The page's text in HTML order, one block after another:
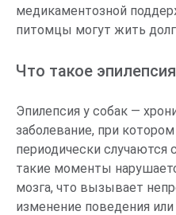
Как хозяин может помочь
Можно ли избежать
медикаментозной
питомцы могут жить
Что такое
Эпилепсия у собак —
заболевание, при
периодически
такие моменты
мозга, что вызывает
изменение поведения